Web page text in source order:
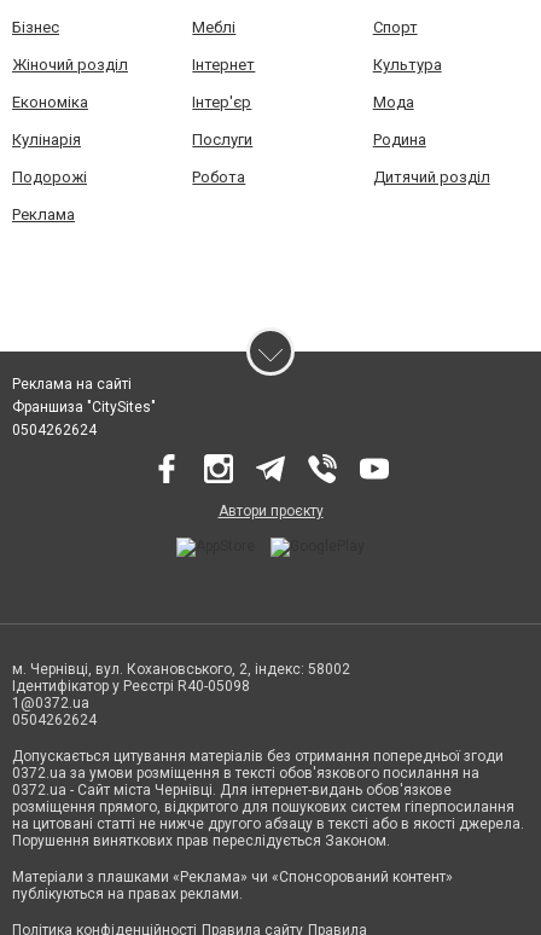
Бізнес Меблі Спорт
Жіночий розділ Інтернет Культура
Економіка Інтер'єр Мода
Кулінарія Послуги Родина
Подорожі Робота Дитячий розділ
Реклама
Реклама на сайті
Франшиза "CitySites"
0504262624
Автори проєкту
м. Чернівці, вул. Кохановського, 2, індекс: 58002
Ідентифікатор у Реєстрі R40-05098
1@0372.ua
0504262624
Допускається цитування матеріалів без отримання попередньої згоди
0372.ua за умови розміщення в тексті обов'язкового посилання на
0372.ua - Сайт міста Чернівці. Для інтернет-видань обов'язкове
розміщення прямого, відкритого для пошукових систем гіперпосилання
на цитовані статті не нижче другого абзацу в тексті або в якості джерела.
Порушення виняткових прав переслідується Законом.
Матеріали з плашками «Реклама» чи «Спонсорований контент»
публікуються на правах реклами.
Політика конфіденційності Правила сайту Правила